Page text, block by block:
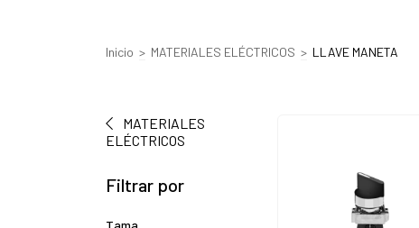
Inicio > MATERIALES ELÉCTRICOS > LLAVE MANETA
MATERIALES
ELÉCTRICOS
Filtrar por
Tama